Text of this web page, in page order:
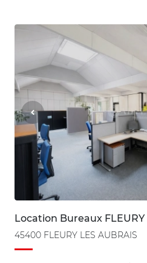
Location Bureaux FLEURY
45400 FLEURY LES AUBRAIS